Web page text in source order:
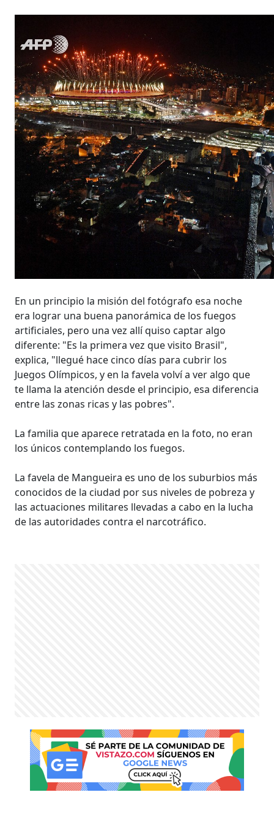
En un principio la misión del fotógrafo esa noche
era lograr una buena panorámica de los fuegos
artificiales, pero una vez allí quiso captar algo
diferente: "Es la primera vez que visito Brasil",
explica, "llegué hace cinco días para cubrir los
Juegos Olímpicos, y en la favela volví a ver algo que
te llama la atención desde el principio, esa diferencia
entre las zonas ricas y las pobres".
La familia que aparece retratada en la foto, no eran
los únicos contemplando los fuegos.
La favela de Mangueira es uno de los suburbios más
conocidos de la ciudad por sus niveles de pobreza y
las actuaciones militares llevadas a cabo en la lucha
de las autoridades contra el narcotráfico.